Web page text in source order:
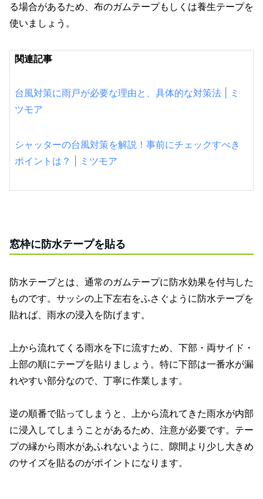
る場合があるため、布のガムテープもしくは養生テープを
使いましょう。
関連記事
台風対策に雨戸が必要な理由と、具体的な対策法 | ミ
ツモア
シャッターの台風対策を解説！事前にチェックすべき
ポイントは？ | ミツモア
窓枠に防水テープを貼る
防水テープとは、通常のガムテープに防水効果を付与した
ものです。サッシの上下左右をふさぐように防水テープを
貼れば、雨水の浸入を防げます。
上から流れてくる雨水を下に流すため、下部・両サイド・
上部の順にテープを貼りましょう。特に下部は一番水が漏
れやすい部分なので、丁寧に作業します。
逆の順番で貼ってしまうと、上から流れてきた雨水が内部
に浸入してしまうことがあるため、注意が必要です。テー
プの縁から雨水があふれないように、隙間より少し大きめ
のサイズを貼るのがポイントになります。